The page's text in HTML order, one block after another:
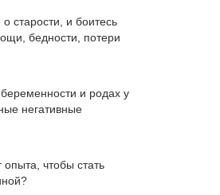
старости, и боитесь
бедности, потери
и родах у
негативные
опыта, чтобы стать